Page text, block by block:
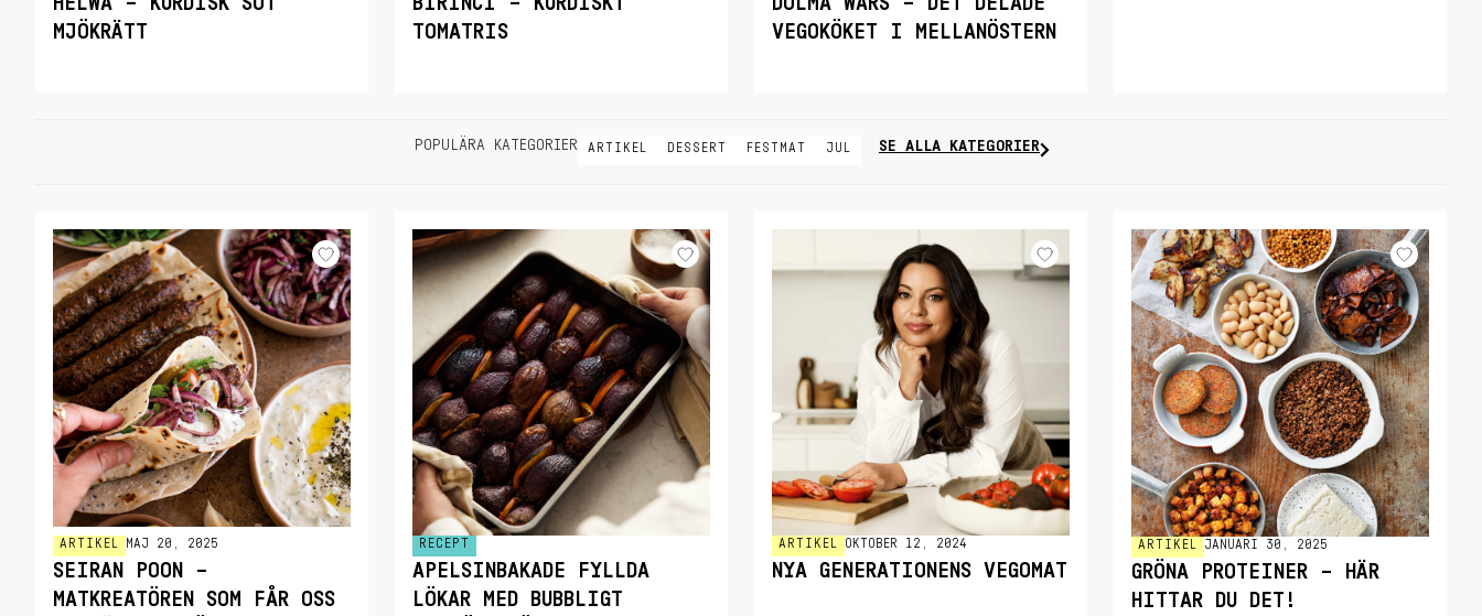
MJÖKRÄTT
TOMATRIS
VEGOKÖKET I MELLANÖSTERN
POPULÄRA KATEGORIER ARTIKEL DESSERT FESTMAT JUL SE ALLA KATEGORIER
ARTIKEL MAJ 20, 2025
SEIRAN POON –
MATKREATÖREN SOM FÅR OSS
RECEPT
APELSINBAKADE FYLLDA
LÖKAR MED BUBBLIGT
ARTIKEL OKTOBER 12, 2024
NYA GENERATIONENS VEGOMAT
ARTIKEL JANUARI 30, 2025
GRÖNA PROTEINER – HÄR
HITTAR DU DET!